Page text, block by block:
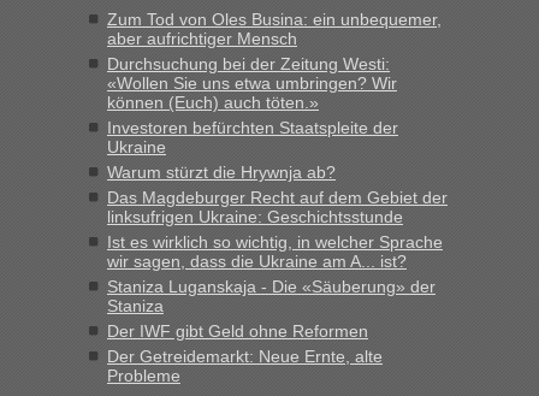
„Bin am Montag 15.6.26 um 8 Uhr in Urgyniw ausgereist,
das erste Mal an einem Montagmorgen ca. 15 Fahrzeuge
vor mir, bin sonst der Erste oder Zweite, egal, nach ca 20
Minuten wurde dann die nächste Welle...“
Berichte und Reisetipps • Re: An welchem
Grenzübergang zwischen Polen und der Ukraine geht es am
schnellsten?
„Derzeit, ist es überall sehr voll an den Grenzen Ukraine/
Polen. Zb. Krakovets 100 PKW ca. 10 h Wartezeit. Wollen
Montag rüber, versuchen es sehr früh.“
Zum Tod von Oles Busina: ein unbequemer,
aber aufrichtiger Mensch
Durchsuchung bei der Zeitung Westi:
«Wollen Sie uns etwa umbringen? Wir
können (Euch) auch töten.»
Investoren befürchten Staatspleite der
Ukraine
Warum stürzt die Hrywnja ab?
Das Magdeburger Recht auf dem Gebiet der
linksufrigen Ukraine: Geschichtsstunde
Ist es wirklich so wichtig, in welcher Sprache
wir sagen, dass die Ukraine am A... ist?
Staniza Luganskaja - Die «Säuberung» der
Staniza
Der IWF gibt Geld ohne Reformen
Der Getreidemarkt: Neue Ernte, alte
Probleme